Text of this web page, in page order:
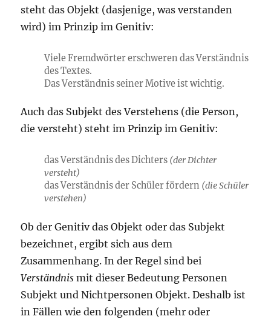
steht das Objekt (dasjenige, was verstanden
wird) im Prinzip im Genitiv:
Viele Fremdwörter erschweren das Verständnis
des Textes.
Das Verständnis seiner Motive ist wichtig.
Auch das Subjekt des Verstehens (die Person,
die versteht) steht im Prinzip im Genitiv:
das Verständnis des Dichters (der Dichter
versteht)
das Verständnis der Schüler fördern (die Schüler
verstehen)
Ob der Genitiv das Objekt oder das Subjekt
bezeichnet, ergibt sich aus dem
Zusammenhang. In der Regel sind bei
Verständnis mit dieser Bedeutung Personen
Subjekt und Nichtpersonen Objekt. Deshalb ist
in Fällen wie den folgenden (mehr oder